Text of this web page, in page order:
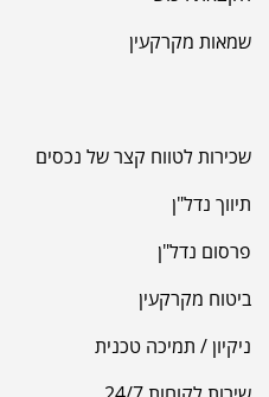
שמאות מקרקעין
שכירות לטווח קצר של נכסים
תיווך נדל"ן
פרסום נדל"ן
ביטוח מקרקעין
ניקיון / תמיכה טכנית